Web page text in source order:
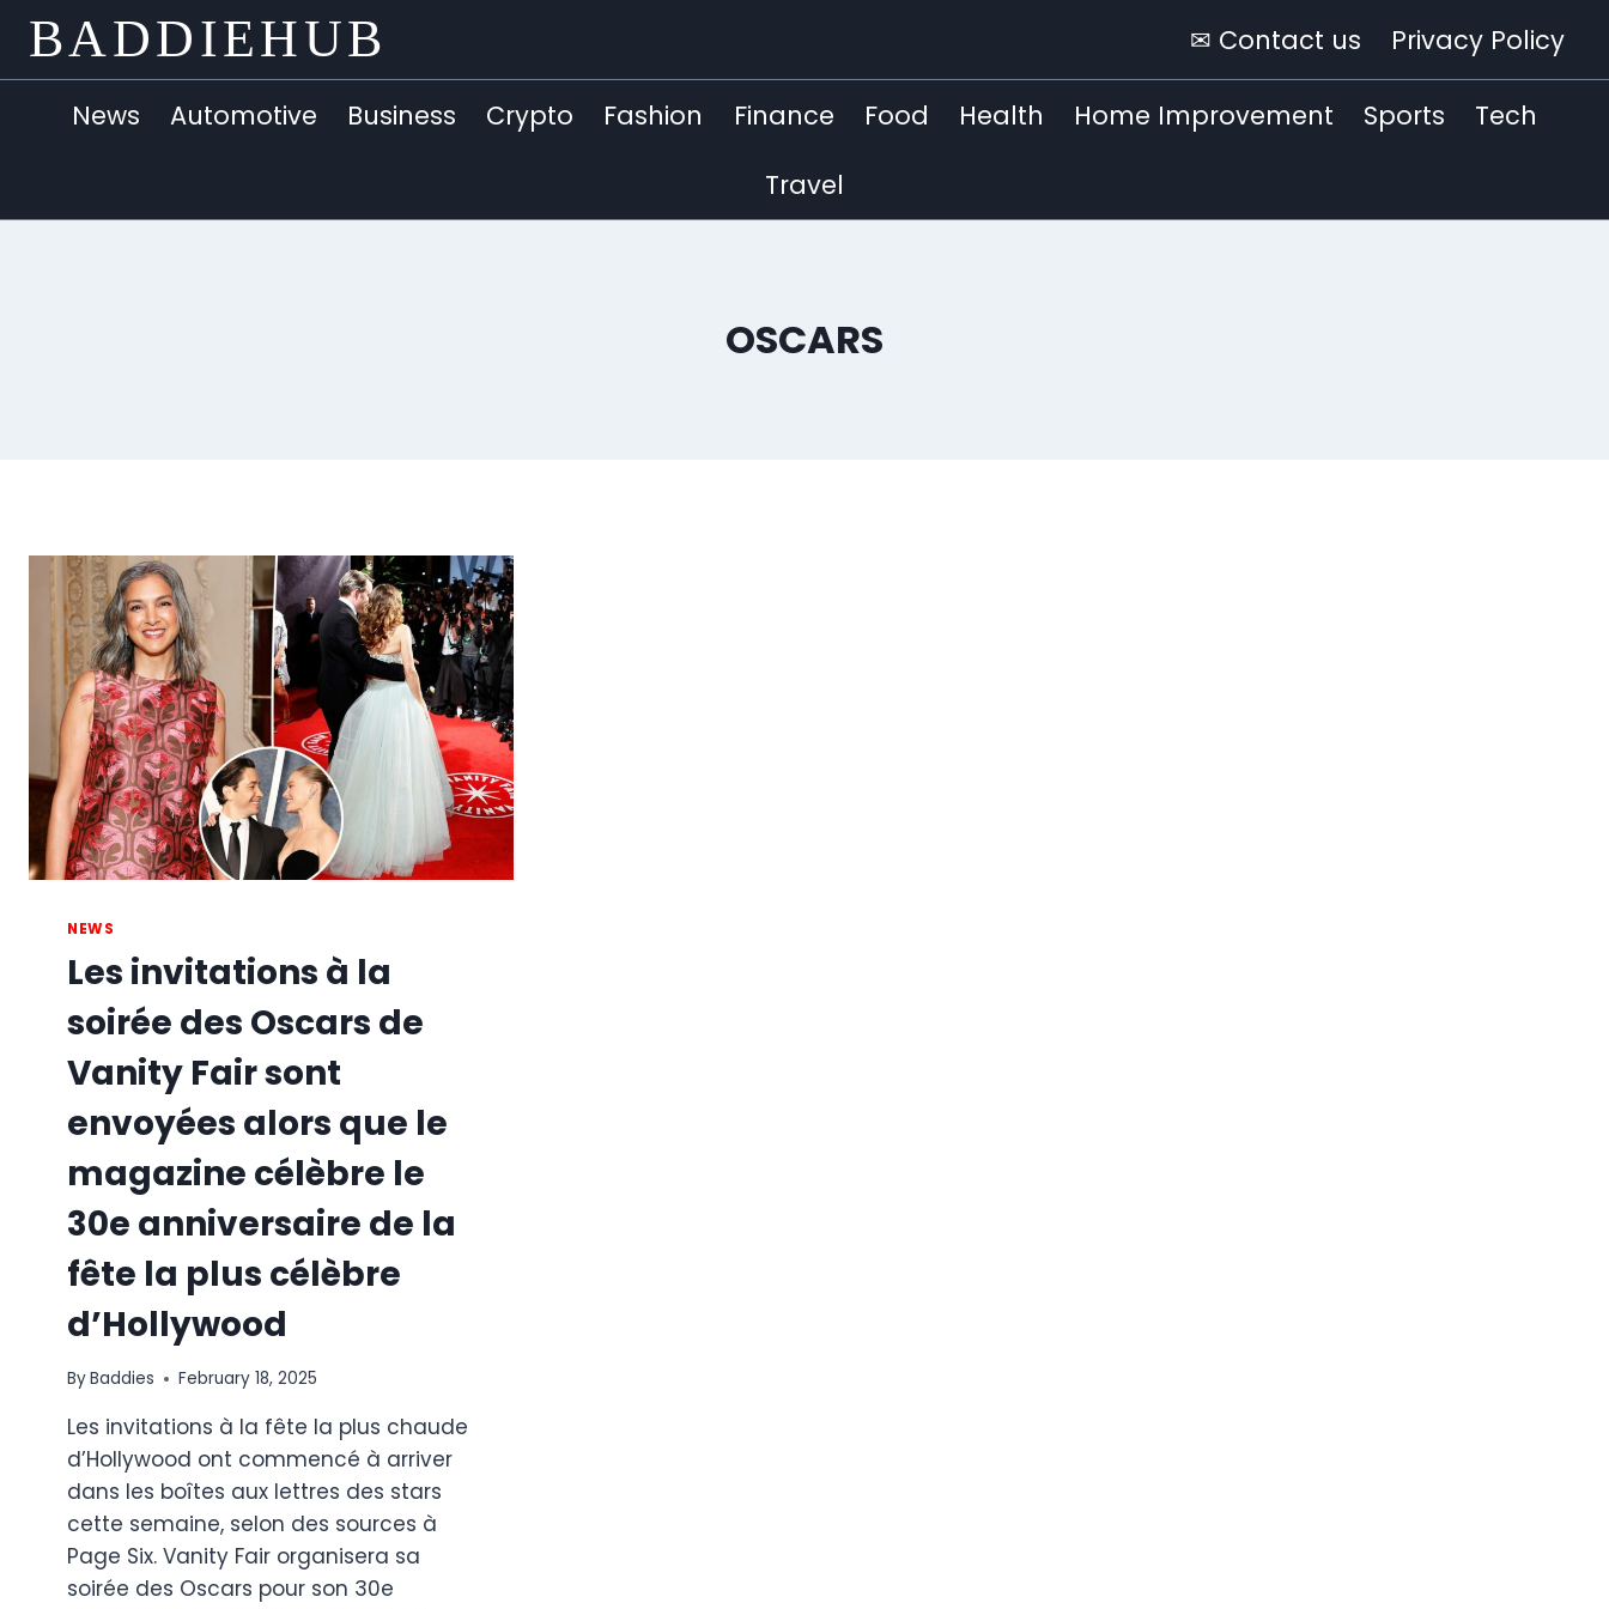
Skip
content
BADDIEHUB ✉ Contact us Privacy Policy
News Automotive Business Crypto Fashion Finance Food Health Home Improvement Sports Tech
Travel
OSCARS
NEWS
Les invitations à la
soirée des Oscars de
Vanity Fair sont
envoyées alors que le
magazine célèbre le
30e anniversaire de la
fête la plus célèbre
d’Hollywood
ByBaddies February 18, 2025
Les invitations à la fête la plus chaude
d’Hollywood ont commencé à arriver
dans les boîtes aux lettres des stars
cette semaine, selon des sources à
Page Six. Vanity Fair organisera sa
soirée des Oscars pour son 30e